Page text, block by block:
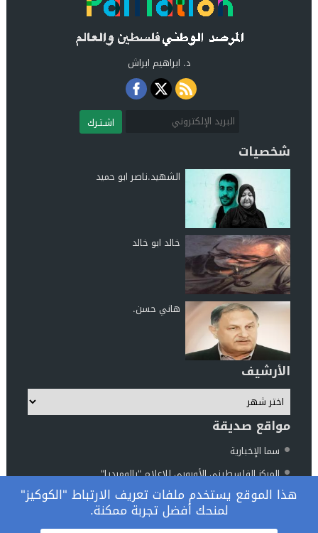
د. ابراهيم ابراش
اشـتـرك
شخصيات
الشهيد.ناصر ابو حميد
خالد ابو خالد
هاني حسن.
الأرشيف
مواقع صديقة
سما الإخبارية
المركز الفلسطيني الأوروبي للإعلام "بالوميديا"
مركز الناطور للدراسات والأبحاث
هذا الموقع يستخدم ملفات تعريف الارتباط "الكوكيز"
لمنحك أفضل تجربة ممكنة.